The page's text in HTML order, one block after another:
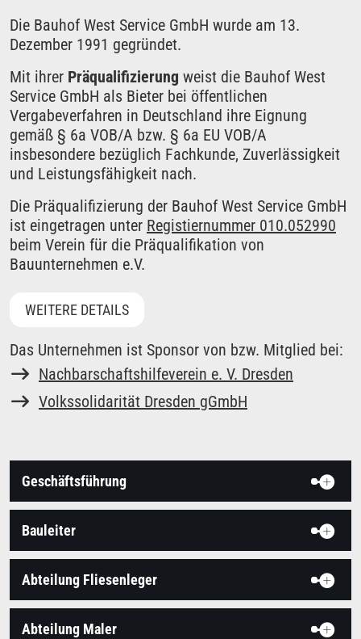
Die Bauhof West Service GmbH wurde am 13.
Dezember 1991 gegründet.
Mit ihrer Präqualifizierung weist die Bauhof West
Service GmbH als Bieter bei öffentlichen
Vergabeverfahren in Deutschland ihre Eignung
gemäß § 6a VOB/A bzw. § 6a EU VOB/A
insbesondere bezüglich Fachkunde, Zuverlässigkeit
und Leistungsfähigkeit nach.
Die Präqualifizierung der Bauhof West Service GmbH
ist eingetragen unter Registiernummer 010.052990
beim Verein für die Präqualifikation von
Bauunternehmen e.V.
WEITERE DETAILS
Das Unternehmen ist Sponsor von bzw. Mitglied bei:
Nachbarschaftshilfeverein e. V. Dresden
Volkssolidarität Dresden gGmbH
Geschäftsführung
Bauleiter
Abteilung Fliesenleger
Abteilung Maler